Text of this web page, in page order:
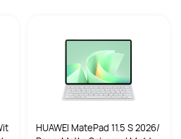
HUAWEI MatePad 11.5 S 2026/